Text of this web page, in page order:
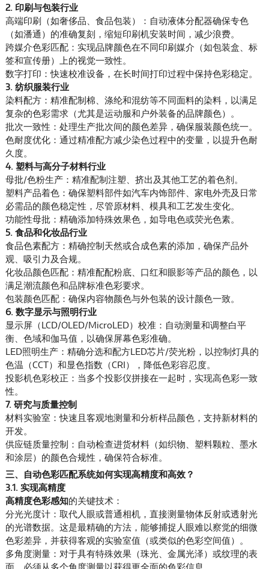
2. 印刷与包装行业
高端印刷（如奢侈品、食品包装）：自动液体分配器确保专色
（如潘通）的准确复刻，缩短印刷机安装时间，减少浪费。
跨媒介色彩匹配：实现品牌颜色在不同印刷媒介（如包装盒、标
签和宣传册）上的视觉一致性。
数字打印：快速校准设备，在长时间打印过程中保持色彩稳定。
3. 纺织服装行业
染料配方：精准配制棉、涤纶和混纺等不同面料的染料，以满足
复杂的色彩需求（尤其是运动服和户外装备的品牌颜色）。
批次一致性：处理生产批次间的颜色差异，确保服装颜色统一。
色耐度优化：通过精准配方减少染色过程中的变量，以提升色耐
久度。
4. 塑料与高分子材料行业
母批/色粉生产：精准配制注塑、挤出及其他工艺的着色剂。
塑料产品着色：确保塑料部件如汽车内饰部件、家电外壳及日常
必需品的颜色稳定性，尽管原材料、模具和工艺发生变化。
功能性母批：精确添加特殊效果色，如导电色或荧光色素。
5. 食品和化妆品行业
食品色素配方：精确控制天然或合成色素的添加，确保产品外
观、吸引力及合规。
化妆品颜色匹配：精准配配粉底、口红和眼影等产品的颜色，以
满足潮流颜色和品牌标准色彩要求。
包装颜色匹配：确保内容物颜色与外包装的设计颜色一致。
6. 数字显示与照明行业
显示屏（LCD/OLED/MicroLED）校准：自动测量和调整白平
衡、色域和伽马值，以确保屏幕色彩准确。
LED照明生产：精确分选和配方LED芯片/荧光粉，以控制灯具的
色温（CCT）和显色指数（CRI），降低色彩容忍度。
投影机色彩校正：当多个投影仪拼接在一起时，实现高色彩一致
性。
7. 研究与质量控制
材料实验室：快速且客观地测量和分析样品颜色，支持新材料的
开发。
供应链质量控制：自动检查进货材料（如织物、塑料颗粒、墨水
和涂层）的颜色合规性，确保符合标准。
三、自动色彩匹配系统如何实现高精度和高效？
3.1. 实现高精度
高精度色彩感知的关键技术：
分光光度计：取代人眼或普通相机，直接测量物体反射或透射光
的光谱数据。这是最精确的方法，能够捕捉人眼难以察觉的细微
色彩差异，并获得客观的实验室值（或类似的色彩空间值）。
多角度测量：对于具有特殊效果（珠光、金属光泽）或纹理的表
面，必须从多个角度测量以获得更全面的色彩信息。